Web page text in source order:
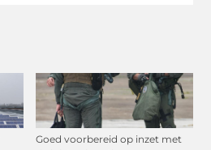
Goed voorbereid op inzet met